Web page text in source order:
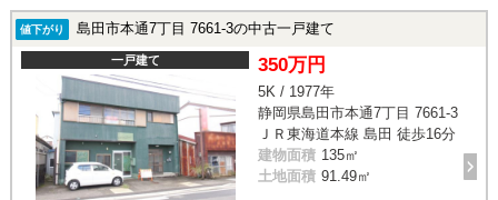
値下がり 島田市本通7丁目 7661-3の中古一戸建て
一戸建て 350万円
5K / 1977年
静岡県島田市本通7丁目 7661-3
ＪＲ東海道本線 島田 徒歩16分
建物面積 135㎡
土地面積 91.49㎡